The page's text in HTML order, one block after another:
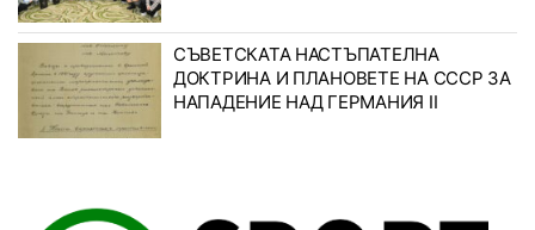
СЪВЕТСКАТА НАСТЪПАТЕЛНА
ДОКТРИНА И ПЛАНОВЕТЕ НА СССР ЗА
НАПАДЕНИЕ НАД ГЕРМАНИЯ II